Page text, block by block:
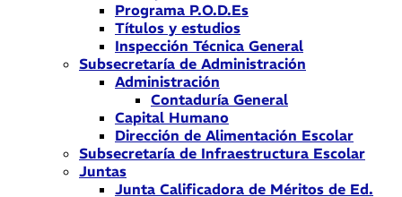
Programa P.O.D.Es
Títulos y estudios
Inspección Técnica General
Subsecretaría de Administración
Administración
Contaduría General
Capital Humano
Dirección de Alimentación Escolar
Subsecretaría de Infraestructura Escolar
Juntas
Junta Calificadora de Méritos de Ed.